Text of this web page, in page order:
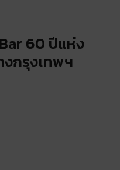
60 ปีแห่ง
กรุงเทพฯ